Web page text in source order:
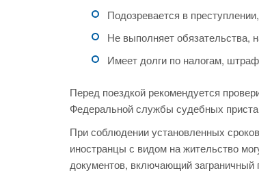
Подозревается в
Не выполняет обязательства,
Имеет долги по налогам,
Перед поездкой рекомендуется
Федеральной службы судебных
При соблюдении установленных
иностранцы с видом на жительство
документов, включающий заграничный